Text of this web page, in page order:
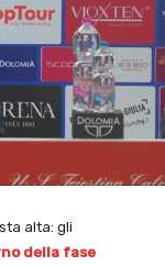
alta: gli
della fase